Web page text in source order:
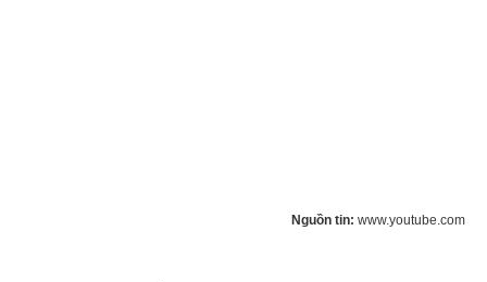
Nguồn tin: www.youtube.com